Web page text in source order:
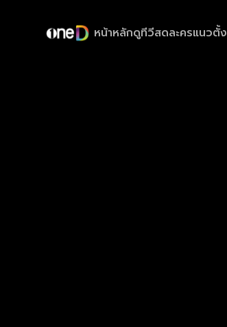
หน้าหลักดูทีวีสดละครแนวตั้ง